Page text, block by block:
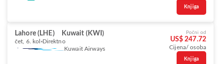
Knjiga
Lahore (LHE) Kuwait (KWI)
čet, 6. kol Direktno
Kuwait Airways
Počni od
US$ 247.72
Cijena/ osoba
Knjiga